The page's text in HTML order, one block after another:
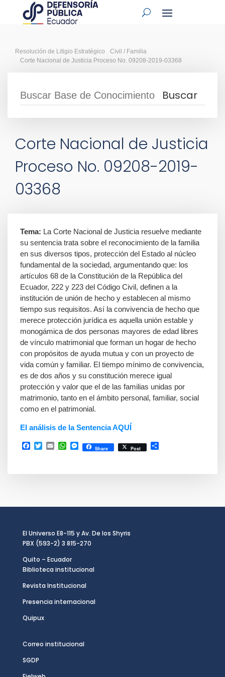
Resolución de Litigio Estratégico
Civil / Familia
Corte Nacional de Justicia Proceso No. 09208-2019-03368
Corte Nacional de Justicia
Proceso No. 09208-2019-
03368
Tema: La Corte Nacional de Justicia resuelve mediante
su sentencia trata sobre el reconocimiento de la familia
en sus diversos tipos, protección del Estado al núcleo
fundamental de la sociedad, argumentando que: los
artículos 68 de la Constitución de la República del
Ecuador, 222 y 223 del Código Civil, definen a la
institución de unión de hecho y establecen al mismo
tiempo sus requisitos. Así la convivencia de hecho que
merece protección jurídica es aquella unión estable y
monogámica de dos personas mayores de edad libres
de vínculo matrimonial que forman un hogar de hecho
con propósitos de ayuda mutua y con un proyecto de
vida común y familiar. El tiempo mínimo de convivencia,
es de dos años y su constitución merece igual
protección y valor que el de las familias unidas por
matrimonio, tanto en el ámbito personal, familiar, social
como en el patrimonial.
El análisis de la Sentencia AQUÍ
Facebook
TwitterEmailWhatsApp
Messenger
Share Post
El Universo E8-115 y Av. De los Shyris
PBX (593-2) 3 815-270
Quito – Ecuador
Biblioteca institucional
Revista Institucional
Presencia internacional
Quipux
Correo institucional
SGDP